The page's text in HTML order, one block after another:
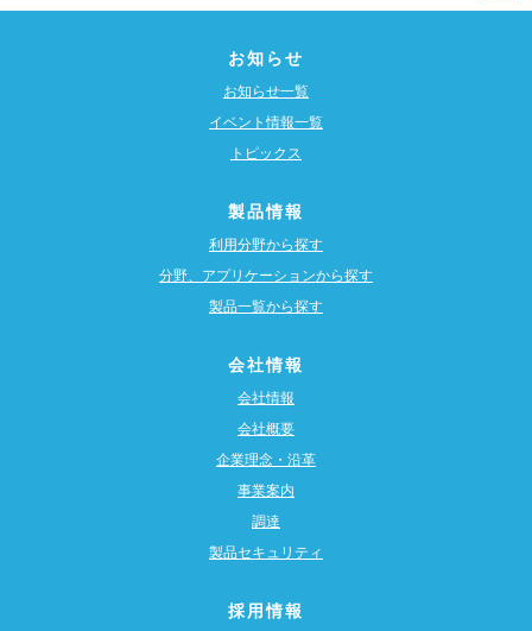
お知らせ
お知らせ一覧
イベント情報一覧
トピックス
製品情報
利用分野から探す
分野、アプリケーションから探す
製品一覧から探す
会社情報
会社情報
会社概要
企業理念・沿革
事業案内
調達
製品セキュリティ
採用情報